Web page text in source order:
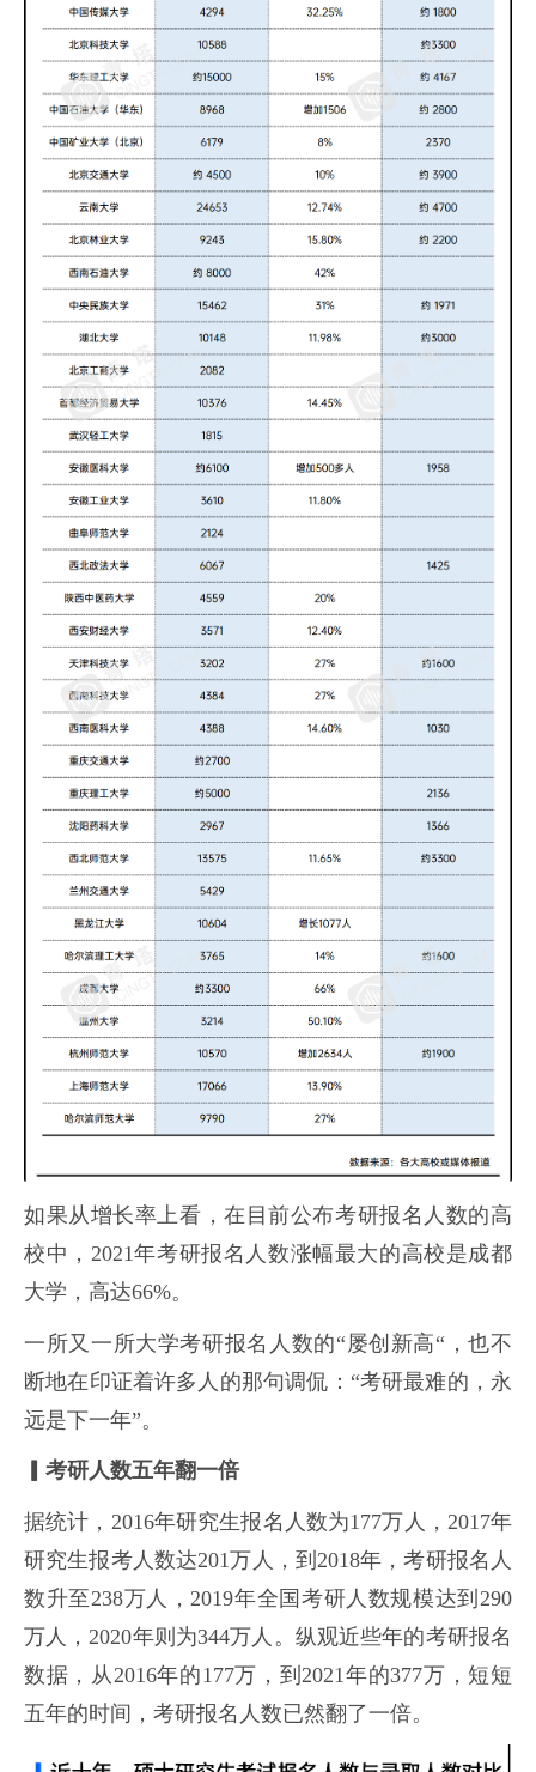
如果从增长率上看，在目前公布考研报名人数的高
校中，2021年考研报名人数涨幅最大的高校是成都
大学，高达66%。
一所又一所大学考研报名人数的“屡创新高“，也不
断地在印证着许多人的那句调侃：“考研最难的，永
远是下一年”。
▎考研人数五年翻一倍
据统计，2016年研究生报名人数为177万人，2017年
研究生报考人数达201万人，到2018年，考研报名人
数升至238万人，2019年全国考研人数规模达到290
万人，2020年则为344万人。纵观近些年的考研报名
数据，从2016年的177万，到2021年的377万，短短
五年的时间，考研报名人数已然翻了一倍。